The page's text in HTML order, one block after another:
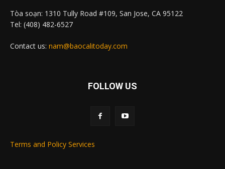
Tòa soạn: 1310 Tully Road #109, San Jose, CA 95122
Tel: (408) 482-6527
Contact us: nam@baocalitoday.com
FOLLOW US
Terms and Policy Services